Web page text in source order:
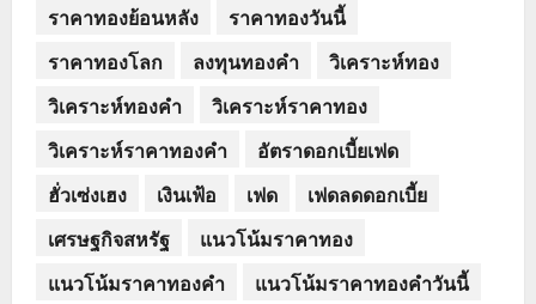
ราคาทองย้อนหลัง
ราคาทองวันนี้
ราคาทองโลก
ลงทุนทองคำ
วิเคราะห์ทอง
วิเคราะห์ทองคำ
วิเคราะห์ราคาทอง
วิเคราะห์ราคาทองคำ
อัตราดอกเบี้ยเฟด
ฮั่วเซ่งเฮง
เงินเฟ้อ เฟด
เฟดลดดอกเบี้ย
เศรษฐกิจสหรัฐ
แนวโน้มราคาทอง
แนวโน้มราคาทองคำ
แนวโน้มราคาทองคำวันนี้